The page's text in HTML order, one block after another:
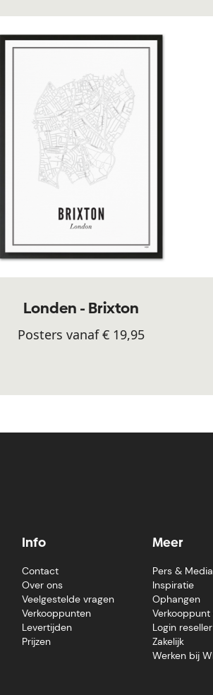
Londen - Brixton
Posters vanaf € 19,95
Info
Contact
Over ons
Veelgestelde vragen
Verkooppunten
Levertijden
Prijzen
Meer
Pers & Media
Inspiratie
Ophangen
Login reseller
Zakelijk
Werken bij